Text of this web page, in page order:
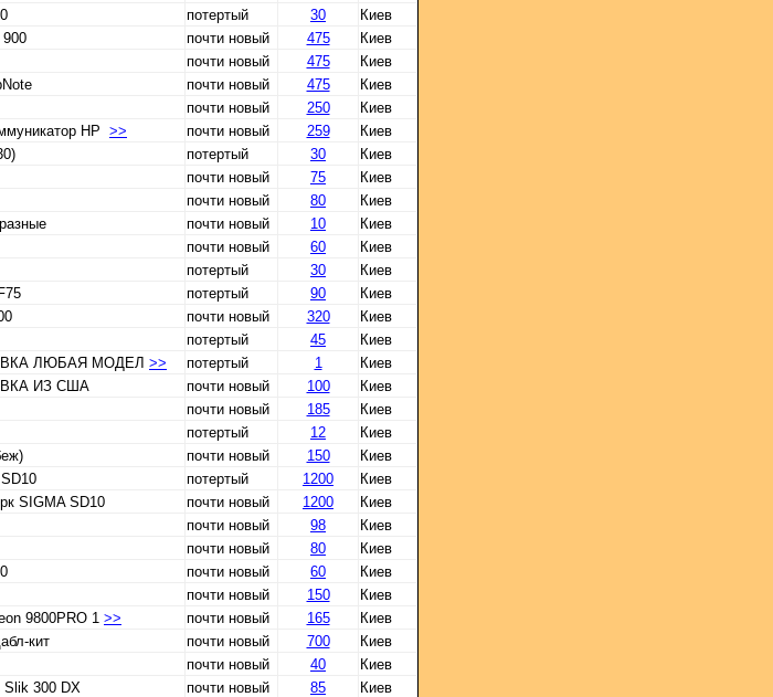
потертый 30
Киев
900 почти новый 475
Киев
почти новый 475
Киев
почти новый 475
Киев
почти новый 250
Киев
HP >> почти новый 259
Киев
потертый 30
Киев
почти новый 75
Киев
почти новый 80
Киев
разные почти новый 10
Киев
почти новый 60
Киев
потертый 30
Киев
потертый 90
Киев
почти новый 320
Киев
потертый 45
Киев
ЛЮБАЯ МОДЕЛ >> потертый 1
Киев
ИЗ США почти новый 100
Киев
почти новый 185
Киев
потертый 12
Киев
почти новый 150
Киев
потертый 1200
Киев
SIGMA SD10 почти новый 1200
Киев
почти новый 98
Киев
почти новый 80
Киев
почти новый 60
Киев
почти новый 150
Киев
9800PRO 1 >> почти новый 165
Киев
кит почти новый 700
Киев
почти новый 40
Киев
Slik 300 DX почти новый 85
Киев